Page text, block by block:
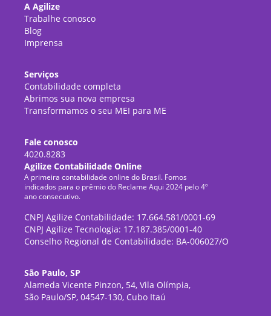
A Agilize
Trabalhe conosco
Blog
Imprensa
Serviços
Contabilidade completa
Abrimos sua nova empresa
Transformamos o seu MEI para ME
Fale conosco
4020.8283
Agilize Contabilidade Online
A primeira contabilidade online do Brasil. Fomos
indicados para o prêmio do Reclame Aqui 2024 pelo 4º
ano consecutivo.
CNPJ Agilize Contabilidade: 17.664.581/0001-69
CNPJ Agilize Tecnologia: 17.187.385/0001-40
Conselho Regional de Contabilidade: BA-006027/O
São Paulo, SP
Alameda Vicente Pinzon, 54, Vila Olímpia,
São Paulo/SP, 04547-130, Cubo Itaú